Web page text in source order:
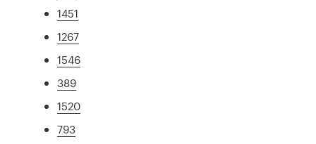
1451
1267
1546
389
1520
793